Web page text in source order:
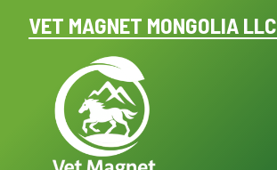
VET MAGNET MONGOLIA LLC